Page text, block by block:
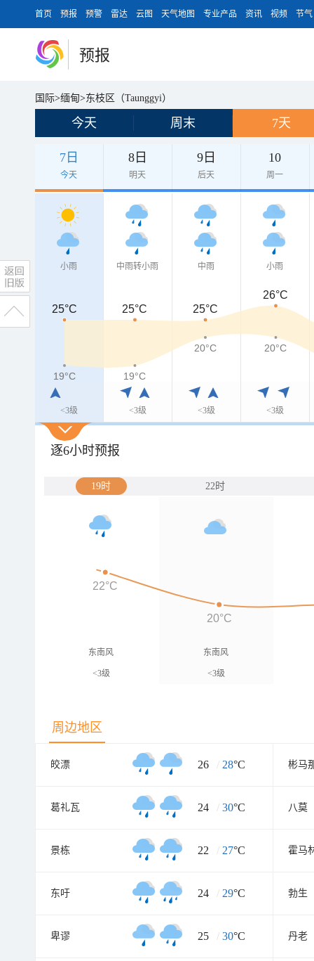
首页 预报 预警 雷达 云图 天气地图 专业产品 资讯 视频 节气
预报
国际>缅甸>东枝区（Taunggyi）
今天 周末 7天
7日
今天
8日
明天
9日
后天
10
周一
小雨
<3级
中雨转小雨
<3级
中雨
<3级
小雨
<3级
25°C
25°C 25°C 25°C
26°C
19°C
19°C 19°C
20°C 20°C
逐6小时预报
19时 22时
东南风
<3级
东南风
<3级
22°C
20°C
周边地区
皎漂 26 / 28°C 彬马
葛礼瓦 24 / 30°C 八莫
景栋 22 / 27°C 霍马
东吁 24 / 29°C 勃生
卑谬 25 / 30°C 丹老